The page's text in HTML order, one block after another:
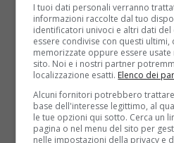
I tuoi dati personali verranno
informazioni raccolte dal tuo
identificatori univoci e altri dati
essere condivise con questi ultimi,
memorizzate oppure essere
sito. Noi e i nostri partner
localizzazione esatti. Elenco dei
Alcuni fornitori potrebbero
base dell'interesse legittimo, al
le tue opzioni qui sotto. Cerca un
pagina o nel menu del sito per
nelle impostazioni della privacy e